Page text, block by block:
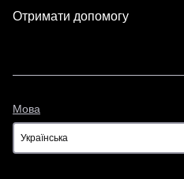
Отримати допомогу
Мова